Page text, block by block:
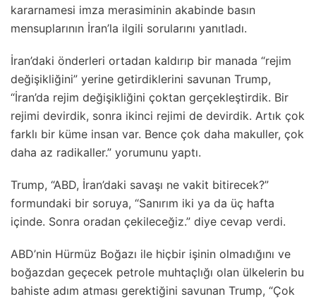
kararnamesi imza merasiminin akabinde basın
mensuplarının İran’la ilgili sorularını yanıtladı.
İran’daki önderleri ortadan kaldırıp bir manada “rejim
değişikliğini” yerine getirdiklerini savunan Trump,
“İran’da rejim değişikliğini çoktan gerçekleştirdik. Bir
rejimi devirdik, sonra ikinci rejimi de devirdik. Artık çok
farklı bir küme insan var. Bence çok daha makuller, çok
daha az radikaller.” yorumunu yaptı.
Trump, “ABD, İran’daki savaşı ne vakit bitirecek?”
formundaki bir soruya, “Sanırım iki ya da üç hafta
içinde. Sonra oradan çekileceğiz.” diye cevap verdi.
ABD’nin Hürmüz Boğazı ile hiçbir işinin olmadığını ve
boğazdan geçecek petrole muhtaçlığı olan ülkelerin bu
bahiste adım atması gerektiğini savunan Trump, “Çok